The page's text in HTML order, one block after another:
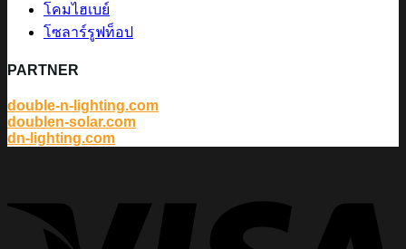
โคมไฮเบย์
โซลาร์รูฟท็อป
PARTNER
double-n-lighting.com
doublen-solar.com
dn-lighting.com